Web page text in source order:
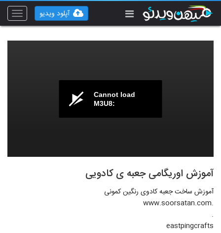
Toggle
آپلود ویدیو
Cannot load
M3U8:
آموزش اوریگامی جعبه ی کادویی
آموزش ساخت جعبه کادوی رنگین کمونی
.www.soorsatan.com
.
eastpingcrafts